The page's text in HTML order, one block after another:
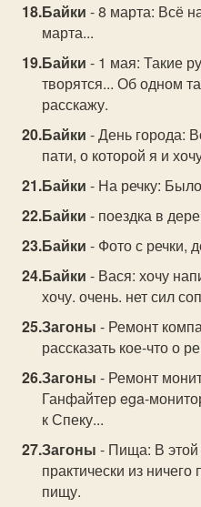
Байки - 8 марта: Всё
марта...
Байки - 1 мая: Такие
творятся... Об одном
расскажу.
Байки - День города:
пати, о которой я и
Байки - На речку:
Байки - поездка в
Байки - Фото с речки,
Байки - Вася: хочу
хочу. очень. нет сил
Загоны - Ремонт
рассказать кое-что о
Загоны - Ремонт
Ганфайтер ega-
к Спеку...
Загоны - Пища: В этой
практически из
пищу.